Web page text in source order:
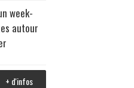
week-
autour
+ d'infos